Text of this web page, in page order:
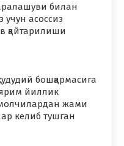
аралашуви билан
учун асоссиз
қайтарилиши
бошқармасига
ярим йиллик
жами
келиб тушган